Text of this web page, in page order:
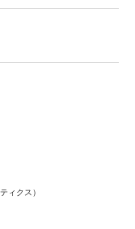
ィクス）